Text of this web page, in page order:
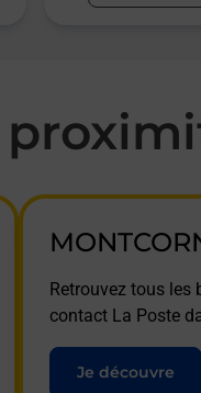
Retrouvez tous les
contact La Poste
Je découvre